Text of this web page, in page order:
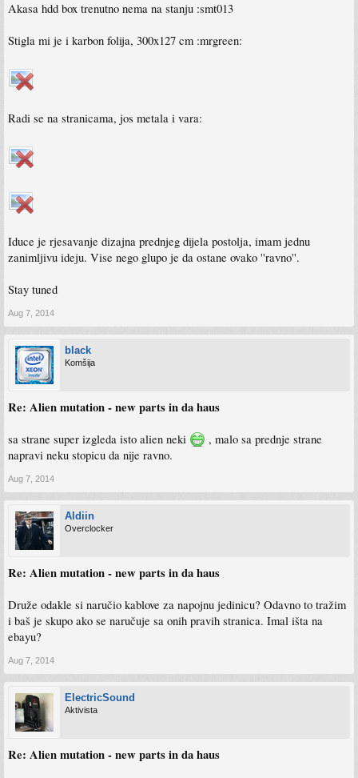
Akasa hdd box trenutno nema na stanju :smt013
Stigla mi je i karbon folija, 300x127 cm :mrgreen:
Radi se na stranicama, jos metala i vara:
Iduce je rjesavanje dizajna prednjeg dijela postolja, imam jednu
zanimljivu ideju. Vise nego glupo je da ostane ovako ''ravno''.
Stay tuned
Aug 7, 2014
black
Komšija
Re: Alien mutation - new parts in da haus
sa strane super izgleda isto alien neki
, malo sa prednje strane
napravi neku stopicu da nije ravno.
Aug 7, 2014
Aldiin
Overclocker
Re: Alien mutation - new parts in da haus
Druže odakle si naručio kablove za napojnu jedinicu? Odavno to tražim
i baš je skupo ako se naručuje sa onih pravih stranica. Imal išta na
ebayu?
Aug 7, 2014
ElectricSound
Aktivista
Re: Alien mutation - new parts in da haus